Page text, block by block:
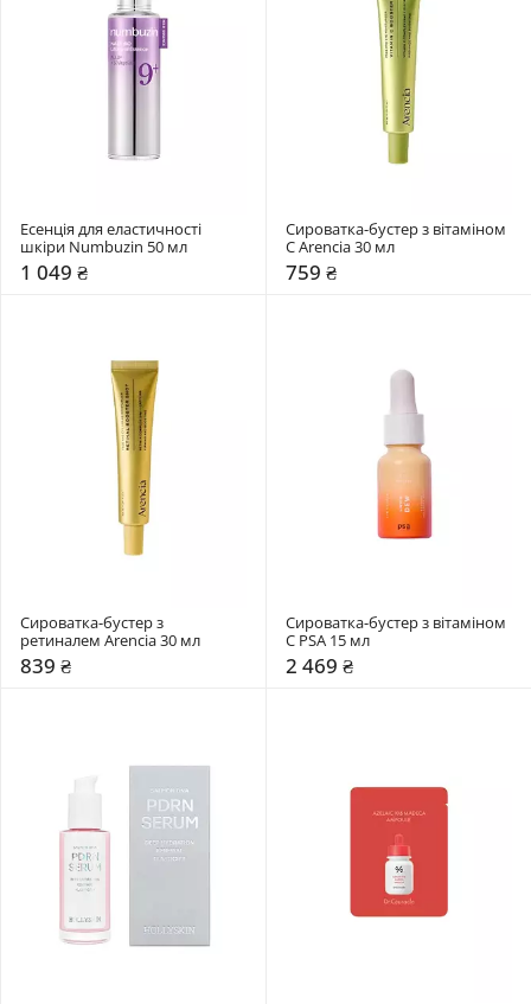
Есенція для еластичності
шкіри Numbuzin 50 мл
1 049 ₴
Сироватка-бустер з вітаміном
C Arencia 30 мл
759 ₴
Сироватка-бустер з
ретиналем Arencia 30 мл
839 ₴
Сироватка-бустер з вітаміном
C PSA 15 мл
2 469 ₴